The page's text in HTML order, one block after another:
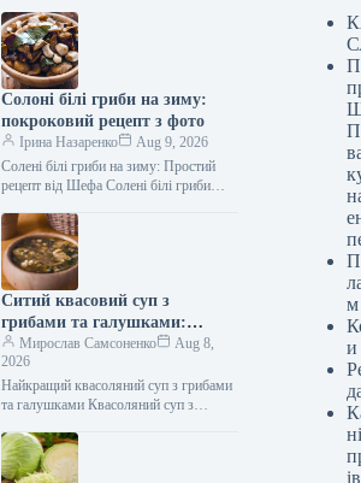
Солоні білі гриби на зиму:
покроковий рецепт з фото
Ірина Назаренко
Aug 9, 2026
Солені білі гриби на зиму: Простий
рецепт від Шефа Солені білі гриби
на зиму —…
Ситий квасовий суп з
грибами та галушками:
покроковий рецепт з фото
Мирослав Самсоненко
Aug 8,
2026
Найкращий квасоляний суп з грибами
та галушками Квасоляний суп з
кулінарне диво, створене для…
м
и
ів